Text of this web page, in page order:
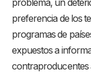
problema, un
preferencia de los
programas de
expuestos a
contraproducentes